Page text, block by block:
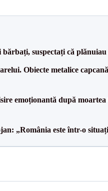
suspectați că plănuiau
Obiecte metalice
emoționantă după
„România este într-o